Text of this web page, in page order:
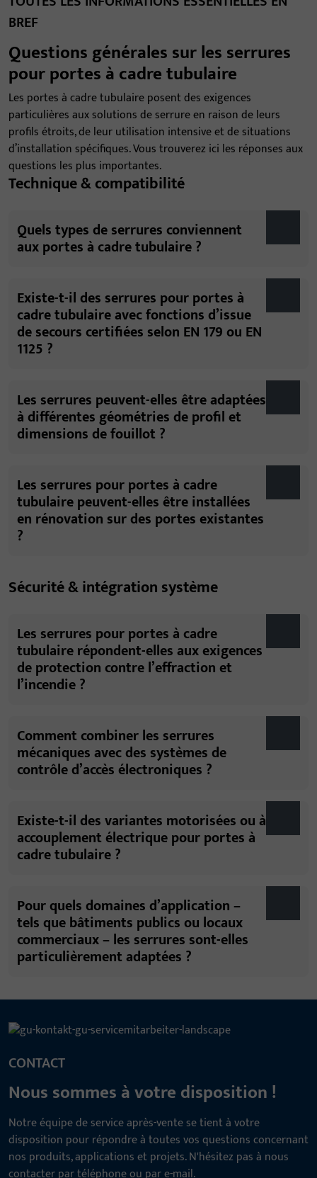
BREF
Questions générales sur les serrures
pour portes à cadre tubulaire
Les portes à cadre tubulaire posent des exigences
particulières aux solutions de serrure en raison de leurs
profils étroits, de leur utilisation intensive et de situations
d’installation spécifiques. Vous trouverez ici les réponses aux
questions les plus importantes.
Technique & compatibilité
Quels types de serrures conviennent
aux portes à cadre tubulaire ?
Existe-t-il des serrures pour portes à
cadre tubulaire avec fonctions d’issue
de secours certifiées selon EN 179 ou EN
1125 ?
Les serrures peuvent-elles être adaptées
à différentes géométries de profil et
dimensions de fouillot ?
Les serrures pour portes à cadre
tubulaire peuvent-elles être installées
en rénovation sur des portes existantes
?
Sécurité & intégration système
Les serrures pour portes à cadre
tubulaire répondent-elles aux exigences
de protection contre l’effraction et
l’incendie ?
Comment combiner les serrures
mécaniques avec des systèmes de
contrôle d’accès électroniques ?
Existe-t-il des variantes motorisées ou à
accouplement électrique pour portes à
cadre tubulaire ?
Pour quels domaines d’application –
tels que bâtiments publics ou locaux
commerciaux – les serrures sont-elles
particulièrement adaptées ?
CONTACT
Nous sommes à votre disposition !
Notre équipe de service après-vente se tient à votre
disposition pour répondre à toutes vos questions concernant
nos produits, applications et projets. N'hésitez pas à nous